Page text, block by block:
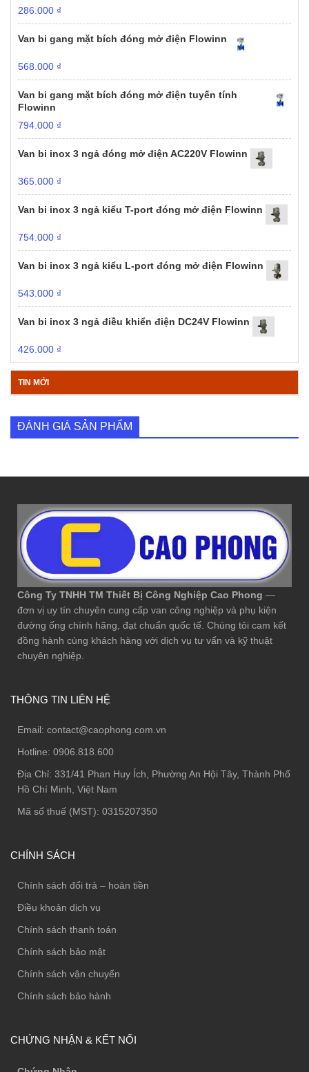
286.000 ₫
Van bi gang mặt bích đóng mở điện Flowinn
568.000 ₫
Van bi gang mặt bích đóng mở điện tuyến tính
Flowinn
794.000 ₫
Van bi inox 3 ngả đóng mở điện AC220V Flowinn
365.000 ₫
Van bi inox 3 ngả kiểu T-port đóng mở điện Flowinn
754.000 ₫
Van bi inox 3 ngả kiểu L-port đóng mở điện Flowinn
543.000 ₫
Van bi inox 3 ngả điều khiển điện DC24V Flowinn
426.000 ₫
TIN MỚI
ĐÁNH GIÁ SẢN PHẨM
Công Ty TNHH TM Thiết Bị Công Nghiệp Cao Phong —
đơn vị uy tín chuyên cung cấp van công nghiệp và phụ kiện
đường ống chính hãng, đạt chuẩn quốc tế. Chúng tôi cam kết
đồng hành cùng khách hàng với dịch vụ tư vấn và kỹ thuật
chuyên nghiệp.
THÔNG TIN LIÊN HỆ
Email: contact@caophong.com.vn
Hotline: 0906.818.600
Địa Chỉ: 331/41 Phan Huy Ích, Phường An Hội Tây, Thành Phố
Hồ Chí Minh, Việt Nam
Mã số thuế (MST): 0315207350
CHÍNH SÁCH
Chính sách đổi trả – hoàn tiền
Điều khoản dịch vụ
Chính sách thanh toán
Chính sách bảo mật
Chính sách vận chuyển
Chính sách bảo hành
CHỨNG NHẬN & KẾT NỐI